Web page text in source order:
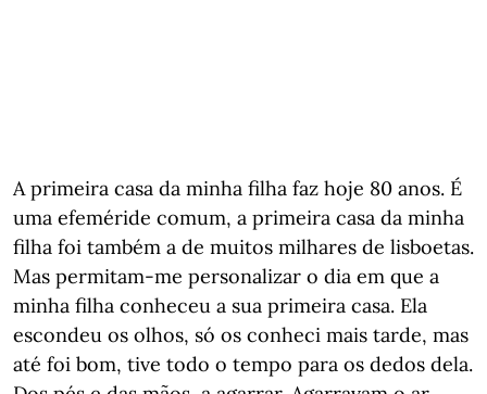
A primeira casa da minha filha faz hoje 80 anos. É
uma efeméride comum, a primeira casa da minha
filha foi também a de muitos milhares de lisboetas.
Mas permitam-me personalizar o dia em que a
minha filha conheceu a sua primeira casa. Ela
escondeu os olhos, só os conheci mais tarde, mas
até foi bom, tive todo o tempo para os dedos dela.